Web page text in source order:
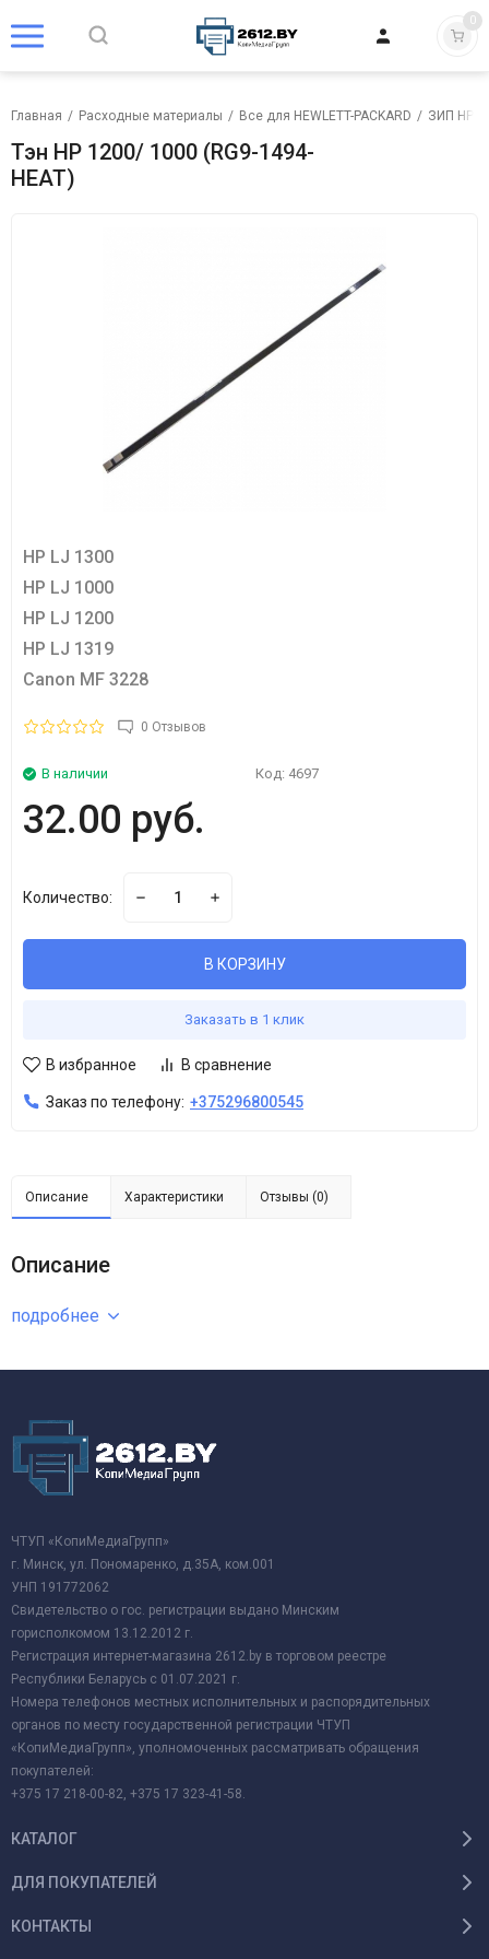
0
Главная / Расходные материалы / Все для HEWLETT-PACKARD / ЗИП HP
Тэн HP 1200/ 1000 (RG9-1494-
HEAT)
HP LJ 1300
HP LJ 1000
HP LJ 1200
HP LJ 1319
Canon MF 3228
0 Отзывов
В наличии Код: 4697
32.00 руб.
Количество:
В КОРЗИНУ
Заказать в 1 клик
В избранное В сравнение
Заказ по телефону: +375296800545
Описание Характеристики Отзывы (0)
Описание
подробнее
ЧТУП «КопиМедиаГрупп»
г. Минск, ул. Пономаренко, д.35А, ком.001
УНП 191772062
Свидетельство о гос. регистрации выдано Минским
горисполкомом 13.12.2012 г.
Регистрация интернет-магазина 2612.by в торговом реестре
Республики Беларусь с 01.07.2021 г.
Номера телефонов местных исполнительных и распорядительных
органов по месту государственной регистрации ЧТУП
«КопиМедиаГрупп», уполномоченных рассматривать обращения
покупателей:
+375 17 218-00-82, +375 17 323-41-58.
КАТАЛОГ
ДЛЯ ПОКУПАТЕЛЕЙ
КОНТАКТЫ